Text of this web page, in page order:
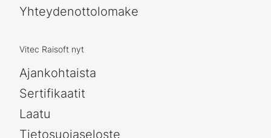
Yhteydenottolomake
Vitec Raisoft nyt
Ajankohtaista
Sertifikaatit
Laatu
Tietosuojaseloste